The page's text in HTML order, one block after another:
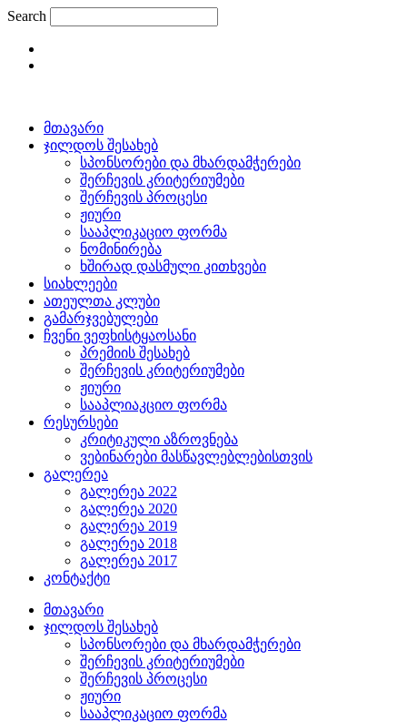
Skip
content
Search
მთავარი
ჯილდოს შესახებ
სპონსორები და მხარდამჭერები
შერჩევის კრიტერიუმები
შერჩევის პროცესი
ჟიური
სააპლიკაციო ფორმა
ნომინირება
ხშირად დასმული კითხვები
სიახლეები
ათეულთა კლუბი
გამარჯვებულები
ჩვენი ვეფხისტყაოსანი
პრემიის შესახებ
შერჩევის კრიტერიუმები
ჟიური
სააპლიაკციო ფორმა
რესურსები
კრიტიკული აზროვნება
ვებინარები მასწავლებლებისთვის
გალერეა
გალერეა 2022
გალერეა 2020
გალერეა 2019
გალერეა 2018
გალერეა 2017
კონტაქტი
მთავარი
ჯილდოს შესახებ
სპონსორები და მხარდამჭერები
შერჩევის კრიტერიუმები
შერჩევის პროცესი
ჟიური
სააპლიკაციო ფორმა